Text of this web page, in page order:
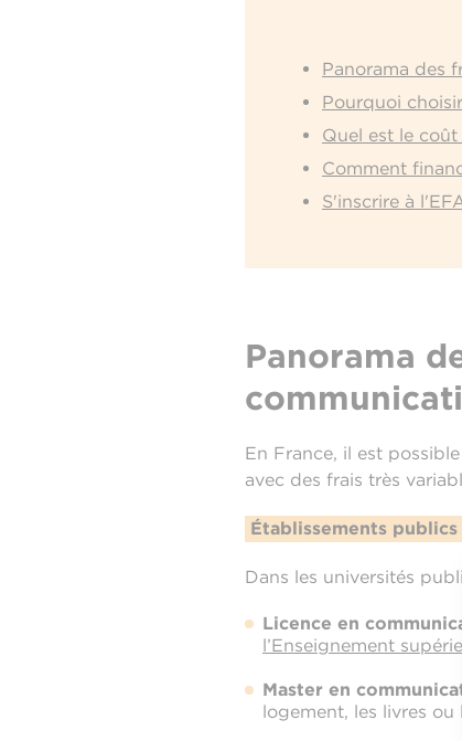
Panorama des
Pourquoi
Quel est le
Comment
S'inscrire à
Panorama
En France, il est
avec des frais très
Établissements publics
Dans les universités
Licence en
l’Enseignement
Master en
logement, les livres ou